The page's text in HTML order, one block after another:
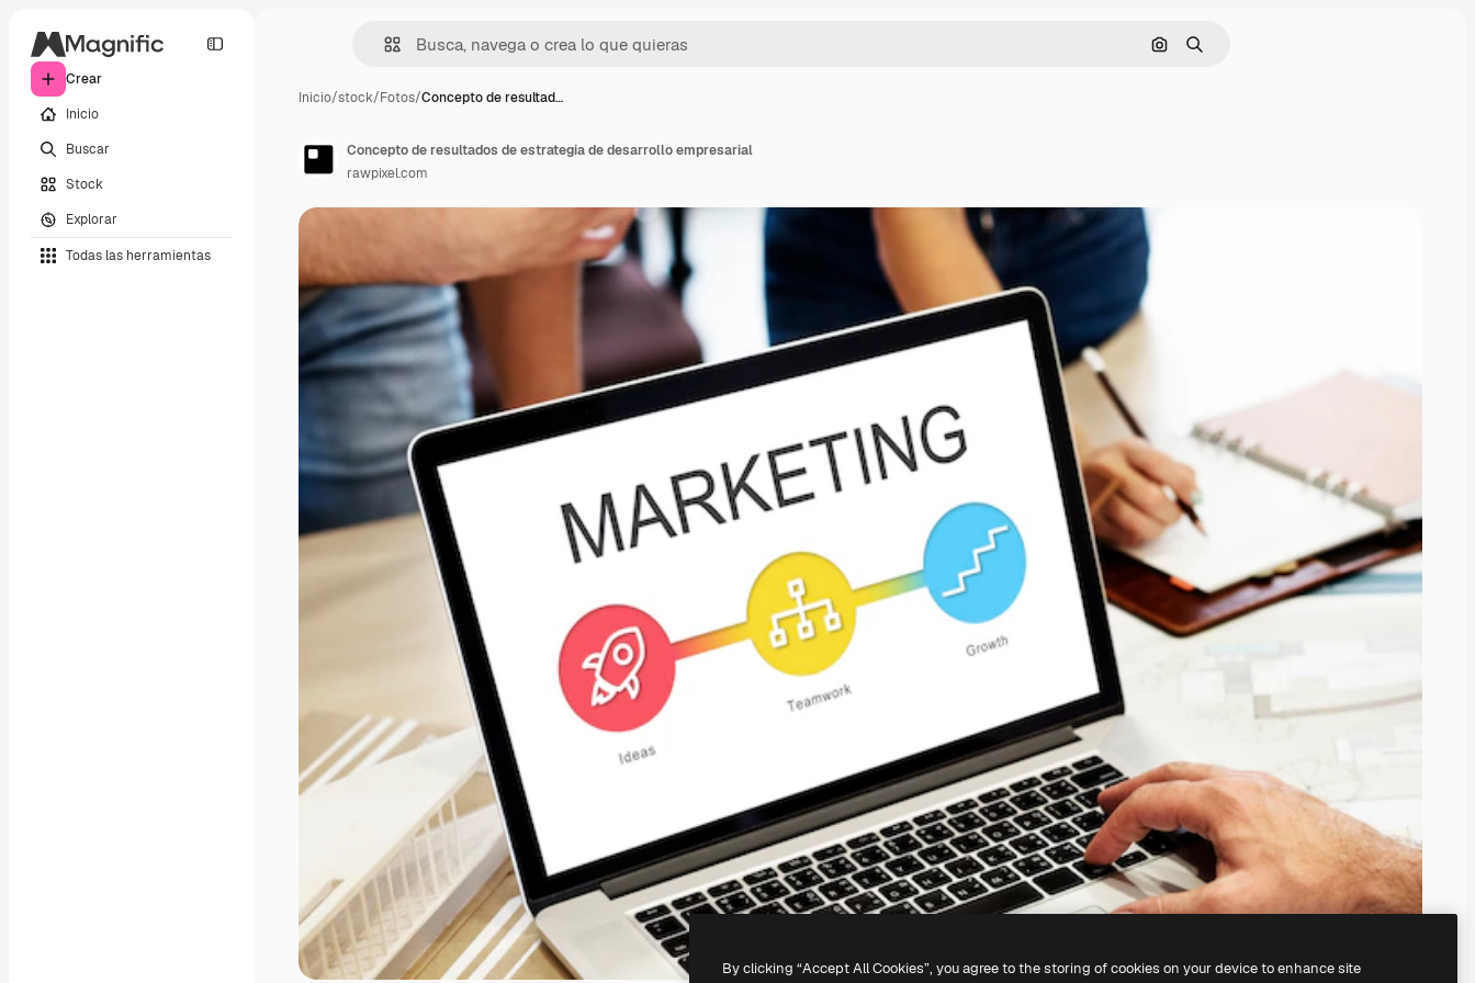
Crear
Inicio
Buscar
Stock
Explorar
Todas las herramientas
Buscar por imagen
Buscar
Inicio/stock/Fotos/Concepto de resultad…
Concepto de resultados de estrategia de desarrollo empresarial
rawpixel.com
By clicking “Accept All Cookies”, you agree to the storing of cookies on your device to enhance site